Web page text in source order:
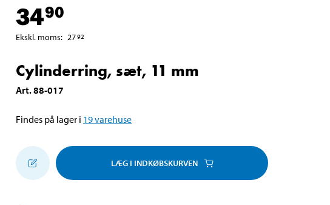
3490
Ekskl. moms: 2792
Cylinderring, sæt, 11 mm
Art.88-017
Findes på lager i 19varehuse
LÆG I INDKØBSKURVEN